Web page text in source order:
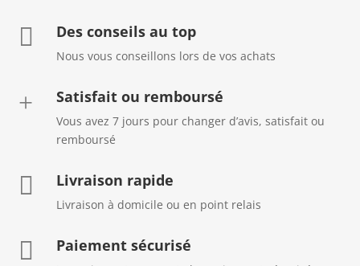
 Des conseils au top
Nous vous conseillons lors de vos achats
+ Satisfait ou remboursé
Vous avez 7 jours pour changer d’avis, satisfait ou
remboursé
 Livraison rapide
Livraison à domicile ou en point relais
 Paiement sécurisé